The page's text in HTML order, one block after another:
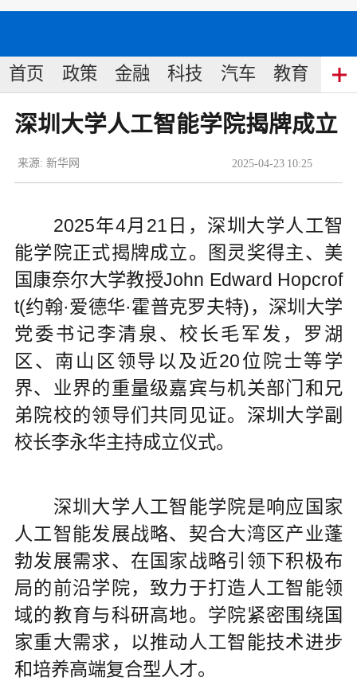
首页 政策 金融 科技 汽车 教育 食
深圳大学人工智能学院揭牌成立
2025-04-23 10:25
来源: 新华网
2025年4月21日，深圳大学人工智
能学院正式揭牌成立。图灵奖得主、美
国康奈尔大学教授John Edward Hopcrof
t(约翰·爱德华·霍普克罗夫特)，深圳大学
党委书记李清泉、校长毛军发，罗湖
区、南山区领导以及近20位院士等学
界、业界的重量级嘉宾与机关部门和兄
弟院校的领导们共同见证。深圳大学副
校长李永华主持成立仪式。
深圳大学人工智能学院是响应国家
人工智能发展战略、契合大湾区产业蓬
勃发展需求、在国家战略引领下积极布
局的前沿学院，致力于打造人工智能领
域的教育与科研高地。学院紧密围绕国
家重大需求，以推动人工智能技术进步
和培养高端复合型人才。